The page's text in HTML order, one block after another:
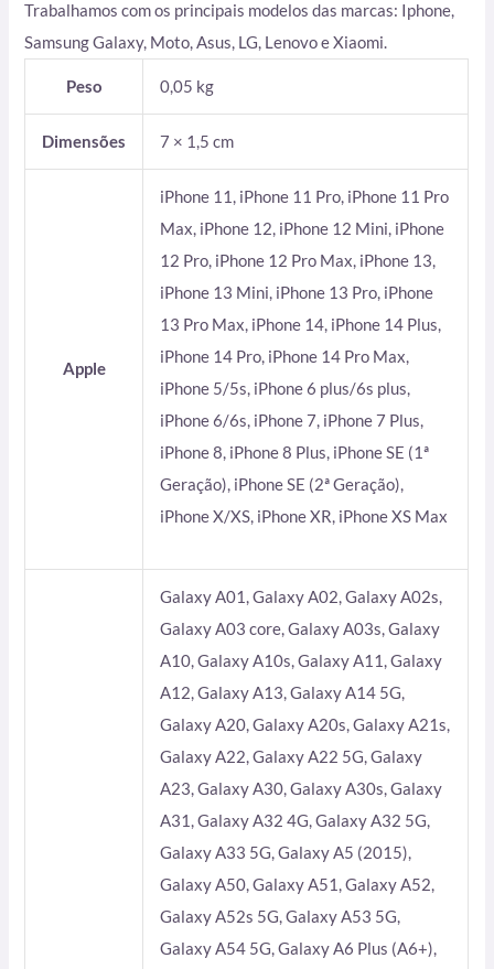
Trabalhamos com os principais modelos das marcas: Iphone,
Samsung Galaxy, Moto, Asus, LG, Lenovo e Xiaomi.
Peso 0,05 kg
Dimensões 7 × 1,5 cm
Apple
iPhone 11, iPhone 11 Pro, iPhone 11 Pro
Max, iPhone 12, iPhone 12 Mini, iPhone
12 Pro, iPhone 12 Pro Max, iPhone 13,
iPhone 13 Mini, iPhone 13 Pro, iPhone
13 Pro Max, iPhone 14, iPhone 14 Plus,
iPhone 14 Pro, iPhone 14 Pro Max,
iPhone 5/5s, iPhone 6 plus/6s plus,
iPhone 6/6s, iPhone 7, iPhone 7 Plus,
iPhone 8, iPhone 8 Plus, iPhone SE (1ª
Geração), iPhone SE (2ª Geração),
iPhone X/XS, iPhone XR, iPhone XS Max
Galaxy A01, Galaxy A02, Galaxy A02s,
Galaxy A03 core, Galaxy A03s, Galaxy
A10, Galaxy A10s, Galaxy A11, Galaxy
A12, Galaxy A13, Galaxy A14 5G,
Galaxy A20, Galaxy A20s, Galaxy A21s,
Galaxy A22, Galaxy A22 5G, Galaxy
A23, Galaxy A30, Galaxy A30s, Galaxy
A31, Galaxy A32 4G, Galaxy A32 5G,
Galaxy A33 5G, Galaxy A5 (2015),
Galaxy A50, Galaxy A51, Galaxy A52,
Galaxy A52s 5G, Galaxy A53 5G,
Galaxy A54 5G, Galaxy A6 Plus (A6+),